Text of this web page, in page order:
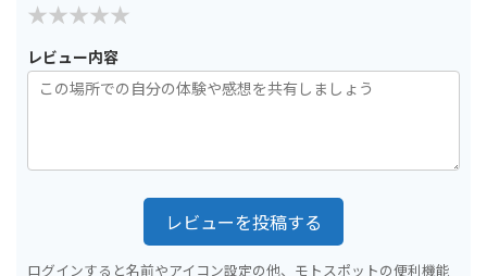
レビュー内容
レビューを投稿する
ログインすると名前やアイコン設定の他、モトスポットの便利機能